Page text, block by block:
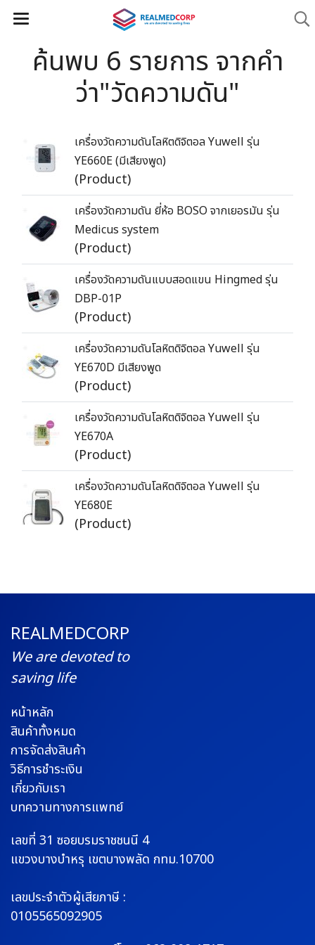
ค้นพบ 6 รายการ จากคำ
ว่า"วัดความดัน"
เครื่องวัดความดันโลหิตดิจิตอล Yuwell รุ่น
YE660E (มีเสียงพูด)
(Product)
เครื่องวัดความดัน ยี่ห้อ BOSO จากเยอรมัน รุ่น
Medicus system
(Product)
เครื่องวัดความดันแบบสอดแขน Hingmed รุ่น
DBP-01P
(Product)
เครื่องวัดความดันโลหิตดิจิตอล Yuwell รุ่น
YE670D มีเสียงพูด
(Product)
เครื่องวัดความดันโลหิตดิจิตอล Yuwell รุ่น
YE670A
(Product)
เครื่องวัดความดันโลหิตดิจิตอล Yuwell รุ่น
YE680E
(Product)
REALMEDCORP
We are devoted to
saving life
หน้าหลัก
สินค้าทั้งหมด
การจัดส่งสินค้า
วิธีการชำระเงิน
เกี่ยวกับเรา
บทความทางการแพทย์
เลขที่ 31 ซอยบรมราชชนนี 4
แขวงบางบำหรุ เขตบางพลัด กทม.10700
เลขประจำตัวผู้เสียภาษี :
0105565092905